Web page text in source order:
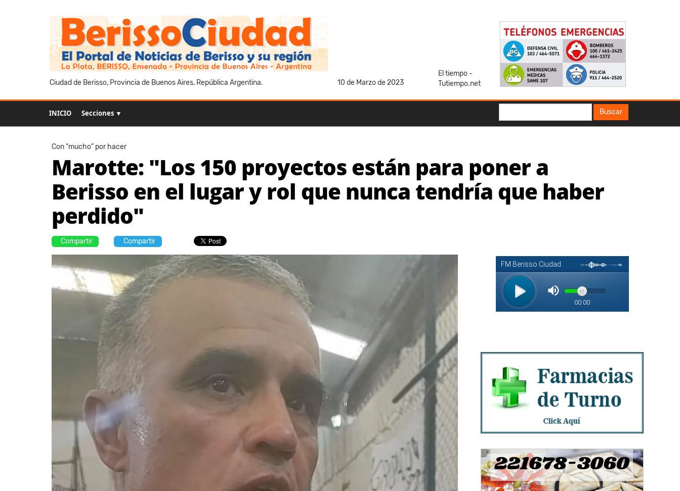
Ciudad de Berisso, Provincia de Buenos Aires, República Argentina. 10 de Marzo de 2023
El tiempo -
Tutiempo.net
INICIO Secciones ▼ Buscar
Con “mucho” por hacer
Marotte: "Los 150 proyectos están para poner a
Berisso en el lugar y rol que nunca tendría que haber
perdido"
Compartir Compartir